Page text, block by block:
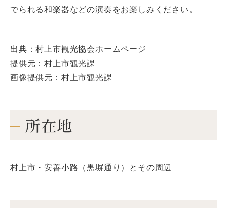
でられる和楽器などの演奏をお楽しみください。
出典：村上市観光協会ホームページ
提供元：村上市観光課
画像提供元：村上市観光課
所在地
村上市・安善小路（黒塀通り）とその周辺